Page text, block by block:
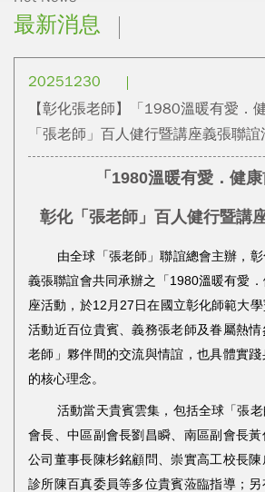
最新消息
20251230
【彰化張老師】「1980溫暖有愛．
「張老師」百人健行暨講座義張聯誼
「1980溫暖有愛．健康
彰化「張老師」百人健行暨講
由全球「張老師」聯誼總會主辦，
義張聯誼會共同承辦之「1980溫暖有愛
座活動，於12月27日在國立彰化師範大學
活動近百位貴賓、義務張老師及眷屬熱
老師」夥伴間的交流與情誼，也具體實
的核心理念。
活動當天貴賓雲集，包括全球「張
會長、中區副會長劉昌瞬、南區副會長
公司董事長陳杉銘顧問、崇實高工校長
診所陳百真委員等多位貴賓蒞臨指導；